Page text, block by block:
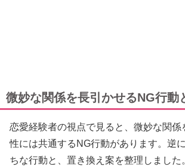
微妙な関係を長引かせるNG行動
恋愛経験者の視点で見ると、微妙な関係
性には共通するNG行動があります。逆
ちな行動と、置き換え案を整理しました